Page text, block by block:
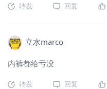
转发 回复
立水marco
内裤都给亏没
转发 回复